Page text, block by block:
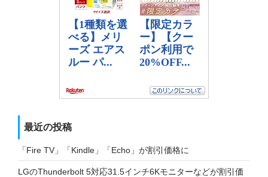
最近の投稿
「Fire TV」「Kindle」「Echo」が割引価格に
LGのThunderbolt 5対応31.5インチ6Kモニターなどが割引価